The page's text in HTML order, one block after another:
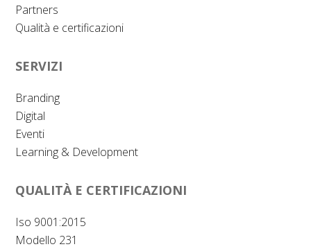
Partners
Qualità e certificazioni
SERVIZI
Branding
Digital
Eventi
Learning & Development
QUALITÀ E CERTIFICAZIONI
Iso 9001:2015
Modello 231